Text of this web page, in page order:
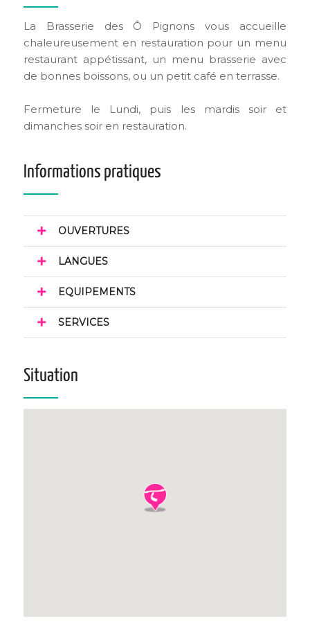
La Brasserie des Ô Pignons vous accueille
chaleureusement en restauration pour un menu
restaurant appétissant, un menu brasserie avec
de bonnes boissons, ou un petit café en terrasse.
Fermeture le Lundi, puis les mardis soir et
dimanches soir en restauration.
Informations pratiques
OUVERTURES
LANGUES
EQUIPEMENTS
SERVICES
Situation